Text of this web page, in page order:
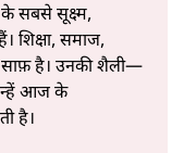
सबसे सूक्ष्म,
शिक्षा, समाज,
साफ़ है। उनकी शैली—
आज के
है।